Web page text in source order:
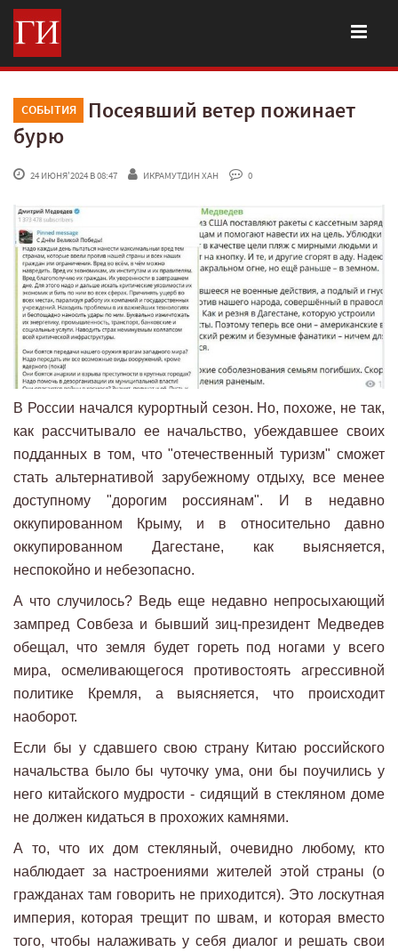
СОБЫТИЯ
Посеявший ветер пожинает
бурю
24 ИЮНЯ'2024 В 08:47 ИКРАМУТДИН ХАН 0
В России начался курортный сезон. Но, похоже, не так,
как рассчитывало ее начальство, убеждавшее своих
подданных в том, что "отечественный туризм" сможет
стать альтернативой зарубежному отдыху, все менее
доступному "дорогим россиянам". И в недавно
оккупированном Крыму, и в относительно давно
оккупированном Дагестане, как выясняется,
неспокойно и небезопасно.
А что случилось? Ведь еще недавно непросыхающий
зампред Совбеза и бывший зиц-президент Медведев
обещал, что земля будет гореть под ногами у всего
мира, осмеливающегося противостоять агрессивной
политике Кремля, а выясняется, что происходит
наоборот.
Если бы у сдавшего свою страну Китаю российского
начальства было бы чуточку ума, они бы поучились у
него китайского мудрости - сидящий в стекляном доме
не должен кидаться в прохожих камнями.
А то, что их дом стекляный, очевидно любому, кто
наблюдает за настроениями жителей этой страны (о
гражданах там говорить не приходится). Это лоскутная
империя, которая трещит по швам, и которая вместо
того, чтобы налаживать у себя диалог и решать свои